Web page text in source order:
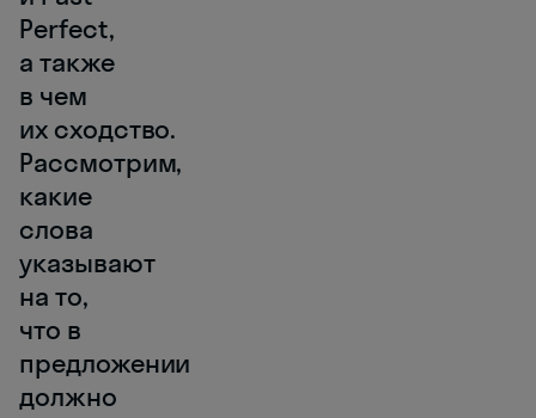
Perfect,
а также
в чем
их сходство.
Рассмотрим,
какие
слова
указывают
на то,
что в
предложении
должно